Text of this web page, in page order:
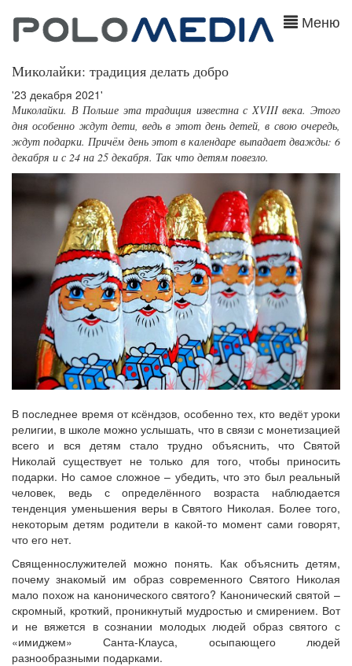
Меню
Миколайки: традиция делать добро
'23 декабря 2021'
Миколайки. В Польше эта традиция известна с XVIII века. Этого
дня особенно ждут дети, ведь в этот день детей, в свою очередь,
ждут подарки. Причём день этот в календаре выпадает дважды: 6
декабря и с 24 на 25 декабря. Так что детям повезло.
В последнее время от ксёндзов, особенно тех, кто ведёт уроки
религии, в школе можно услышать, что в связи с монетизацией
всего и вся детям стало трудно объяснить, что Святой
Николай существует не только для того, чтобы приносить
подарки. Но самое сложное – убедить, что это был реальный
человек, ведь с определённого возраста наблюдается
тенденция уменьшения веры в Святого Николая. Более того,
некоторым детям родители в какой-то момент сами говорят,
что его нет.
Священнослужителей можно понять. Как объяснить детям,
почему знакомый им образ современного Святого Николая
мало похож на канонического святого? Канонический святой –
скромный, кроткий, проникнутый мудростью и смирением. Вот
и не вяжется в сознании молодых людей образ святого с
«имиджем» Санта-Клауса, осыпающего людей
разнообразными подарками.